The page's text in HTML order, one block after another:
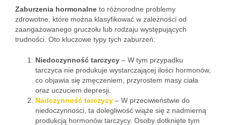
Zaburzenia hormonalne to różnorodne problemy
zdrowotne, które można klasyfikować w zależności od
zaangażowanego gruczołu lub rodzaju występujących
trudności. Oto kluczowe typy tych zaburzeń:
Niedoczynność tarczycy – W tym przypadku
tarczyca nie produkuje wystarczającej ilości hormonów,
co objawia się zmęczeniem, przyrostem masy ciała
oraz uczuciem depresji.
Nadczynność tarczycy – W przeciwieństwie do
niedoczynności, ta dolegliwość wiąże się z nadmierną
produkcją hormonów tarczycy. Osoby dotknięte tym